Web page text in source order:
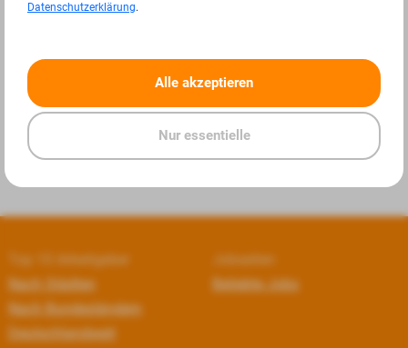
« »
Top 10 Arbeitgeber
Nach Städten
Nach Bundesländern
Deutschlandweit
Jobseiten
Beliebte Jobs
Datenschutzerklärung.
Alle akzeptieren
Nur essentielle